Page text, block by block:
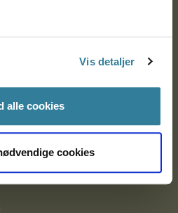
Vis detaljer
alle cookies
cookies